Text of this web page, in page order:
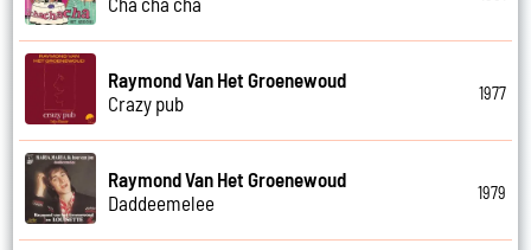
Raymond Van Het Groenewoud
Crazy pub
1977
Raymond Van Het Groenewoud
Daddeemelee
1979